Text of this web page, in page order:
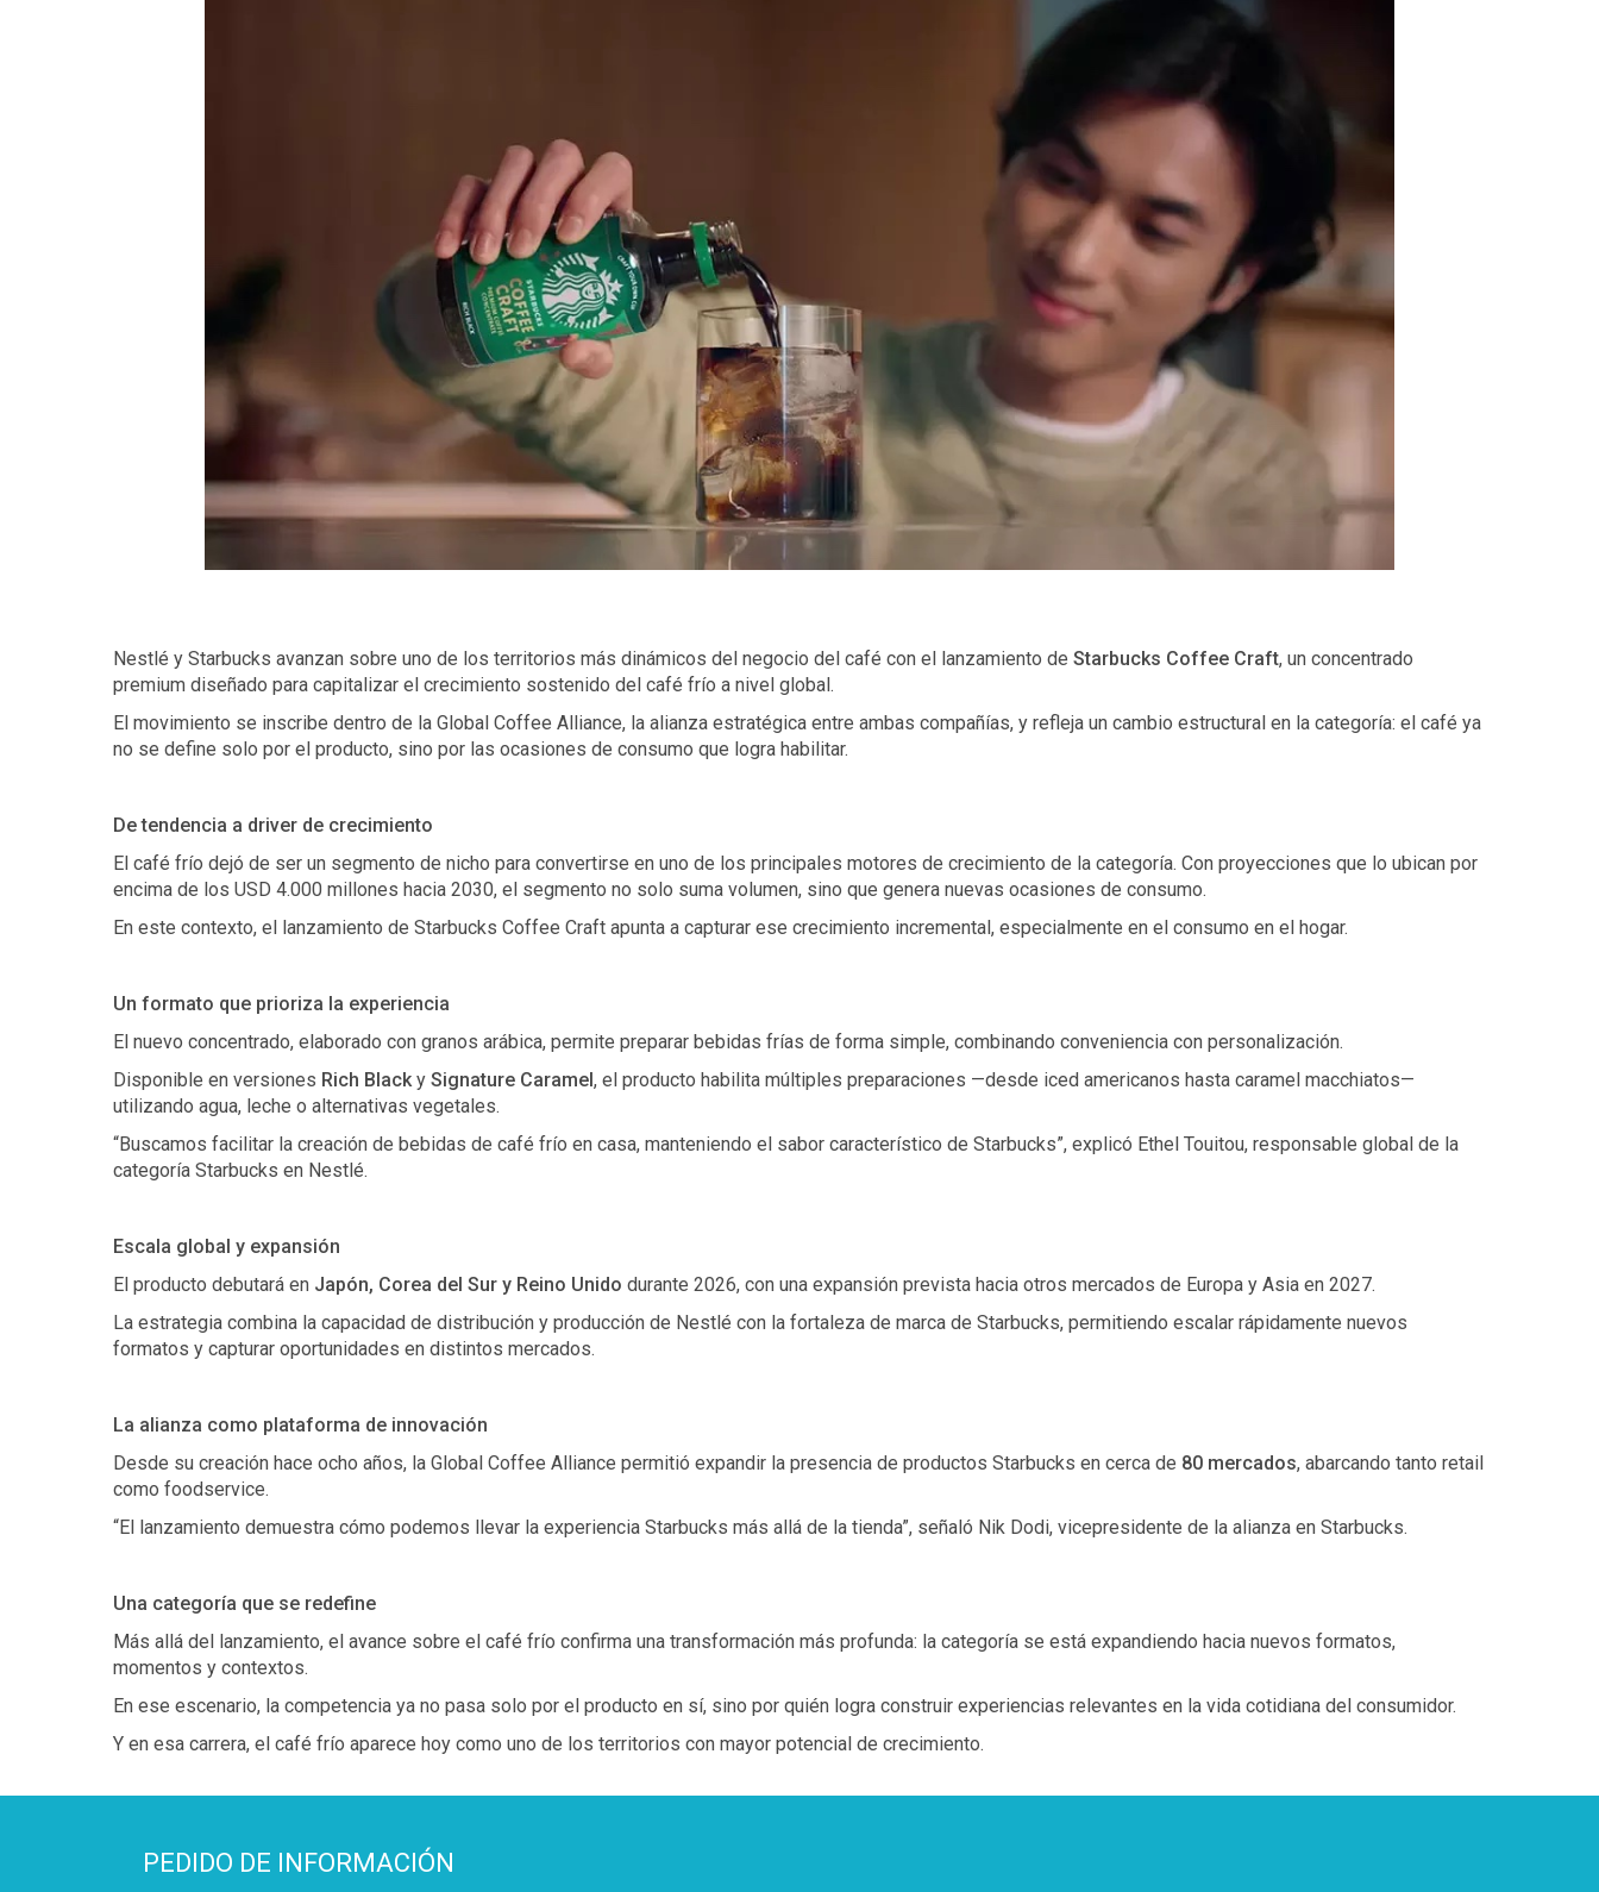
Nestlé y Starbucks avanzan sobre uno de los territorios más dinámicos del negocio del café con el lanzamiento de Starbucks Coffee Craft, un concentrado
premium diseñado para capitalizar el crecimiento sostenido del café frío a nivel global.
El movimiento se inscribe dentro de la Global Coffee Alliance, la alianza estratégica entre ambas compañías, y refleja un cambio estructural en la categoría: el café ya
no se define solo por el producto, sino por las ocasiones de consumo que logra habilitar.
De tendencia a driver de crecimiento
El café frío dejó de ser un segmento de nicho para convertirse en uno de los principales motores de crecimiento de la categoría. Con proyecciones que lo ubican por
encima de los USD 4.000 millones hacia 2030, el segmento no solo suma volumen, sino que genera nuevas ocasiones de consumo.
En este contexto, el lanzamiento de Starbucks Coffee Craft apunta a capturar ese crecimiento incremental, especialmente en el consumo en el hogar.
Un formato que prioriza la experiencia
El nuevo concentrado, elaborado con granos arábica, permite preparar bebidas frías de forma simple, combinando conveniencia con personalización.
Disponible en versiones Rich Blacky Signature Caramel, el producto habilita múltiples preparaciones —desde iced americanos hasta caramel macchiatos—
utilizando agua, leche o alternativas vegetales.
“Buscamos facilitar la creación de bebidas de café frío en casa, manteniendo el sabor característico de Starbucks”, explicó Ethel Touitou, responsable global de la
categoría Starbucks en Nestlé.
Escala global y expansión
El producto debutará en Japón, Corea del Sur y Reino Unido durante 2026, con una expansión prevista hacia otros mercados de Europa y Asia en 2027.
La estrategia combina la capacidad de distribución y producción de Nestlé con la fortaleza de marca de Starbucks, permitiendo escalar rápidamente nuevos
formatos y capturar oportunidades en distintos mercados.
La alianza como plataforma de innovación
Desde su creación hace ocho años, la Global Coffee Alliance permitió expandir la presencia de productos Starbucks en cerca de 80 mercados, abarcando tanto retail
como foodservice.
“El lanzamiento demuestra cómo podemos llevar la experiencia Starbucks más allá de la tienda”, señaló Nik Dodi, vicepresidente de la alianza en Starbucks.
Una categoría que se redefine
Más allá del lanzamiento, el avance sobre el café frío confirma una transformación más profunda: la categoría se está expandiendo hacia nuevos formatos,
momentos y contextos.
En ese escenario, la competencia ya no pasa solo por el producto en sí, sino por quién logra construir experiencias relevantes en la vida cotidiana del consumidor.
Y en esa carrera, el café frío aparece hoy como uno de los territorios con mayor potencial de crecimiento.
PEDIDO DE INFORMACIÓN